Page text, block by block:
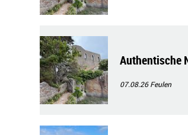
Authentische
07.08.26Feulen